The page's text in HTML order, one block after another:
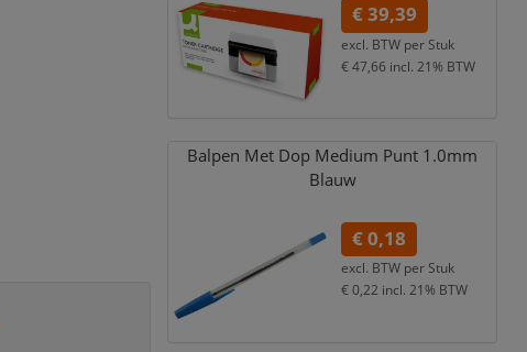
€ 39,39
excl. BTW per Stuk
€ 47,66 incl. 21% BTW
Balpen Met Dop Medium Punt 1.0mm
Blauw
€ 0,18
excl. BTW per Stuk
€ 0,22 incl. 21% BTW